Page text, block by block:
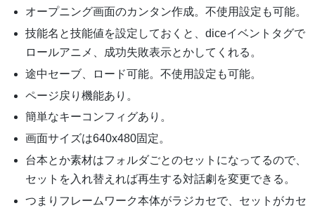
オープニング画面のカンタン作成。不使用設定も可能。
技能名と技能値を設定しておくと、diceイベントタグで
ロールアニメ、成功失敗表示とかしてくれる。
途中セーブ、ロード可能。不使用設定も可能。
ページ戻り機能あり。
簡単なキーコンフィグあり。
画面サイズは640x480固定。
台本とか素材はフォルダごとのセットになってるので、
セットを入れ替えれば再生する対話劇を変更できる。
つまりフレームワーク本体がラジカセで、セットがカセ